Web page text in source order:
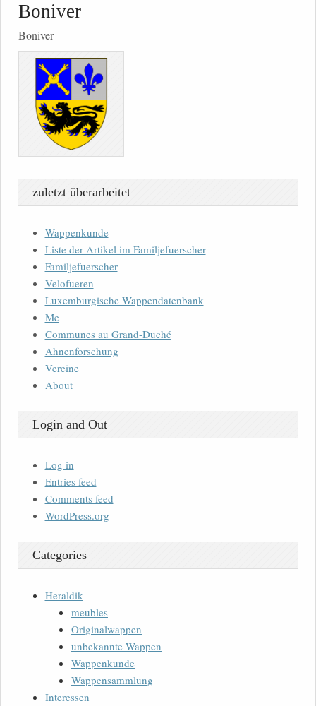
Boniver
Boniver
zuletzt überarbeitet
Wappenkunde
Liste der Artikel im Familjefuerscher
Familjefuerscher
Velofueren
Luxemburgische Wappendatenbank
Me
Communes au Grand-Duché
Ahnenforschung
Vereine
About
Login and Out
Log in
Entries feed
Comments feed
WordPress.org
Categories
Heraldik
meubles
Originalwappen
unbekannte Wappen
Wappenkunde
Wappensammlung
Interessen